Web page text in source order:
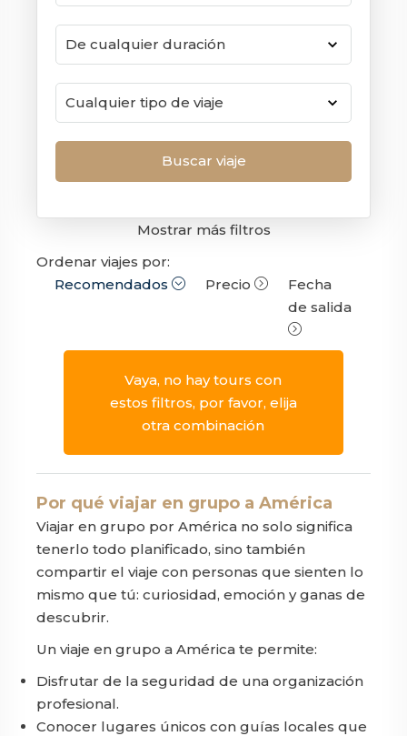
Mostrar más filtros
Ordenar viajes por:
Recomendados
Precio
Fecha
de salida
Vaya, no hay tours con
estos filtros, por favor, elija
otra combinación
Por qué viajar en grupo a América
Viajar en grupo por América no solo significa
tenerlo todo planificado, sino también
compartir el viaje con personas que sienten lo
mismo que tú: curiosidad, emoción y ganas de
descubrir.
Un viaje en grupo a América te permite:
Disfrutar de la seguridad de una organización
profesional.
Conocer lugares únicos con guías locales que